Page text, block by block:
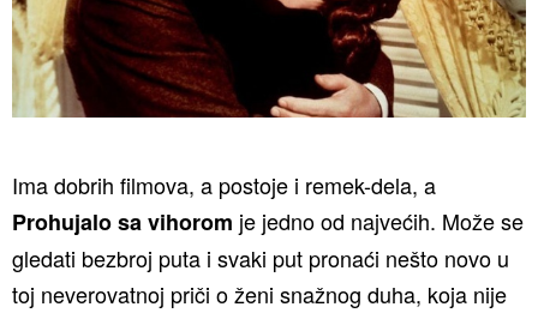
Ima dobrih filmova, a postoje i remek-dela, a
Prohujalo sa vihorom je jedno od najvećih. Može se
gledati bezbroj puta i svaki put pronaći nešto novo u
toj neverovatnoj priči o ženi snažnog duha, koja nije